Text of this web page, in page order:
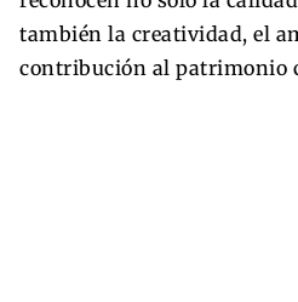
también la creatividad, el
contribución al patrimonio